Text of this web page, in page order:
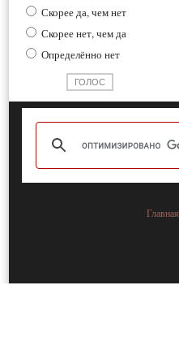
Скорее да, чем нет
Скорее нет, чем да
Определённо нет
Главная